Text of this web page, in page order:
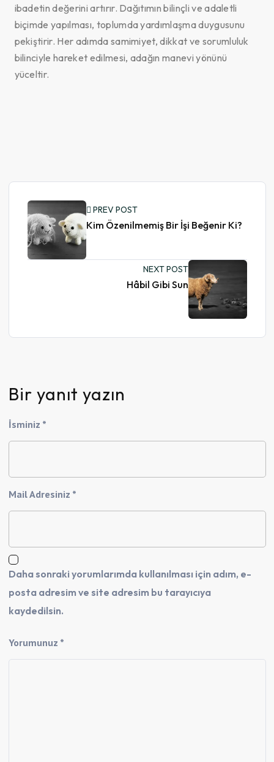
ibadetin değerini artırır. Dağıtımın bilinçli ve adaletli
biçimde yapılması, toplumda yardımlaşma duygusunu
pekiştirir. Her adımda samimiyet, dikkat ve sorumluluk
bilinciyle hareket edilmesi, adağın manevi yönünü
yüceltir.
PREV POST
Kim Özenilmemiş Bir İşi Beğenir Ki?
NEXT POST
Hâbil Gibi Sun
Bir yanıt yazın
İsminiz *
Mail Adresiniz *
Daha sonraki yorumlarımda kullanılması için adım, e-
posta adresim ve site adresim bu tarayıcıya
kaydedilsin.
Yorumunuz *